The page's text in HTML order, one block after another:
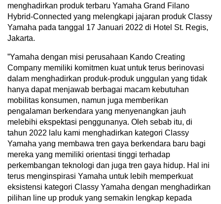
menghadirkan produk terbaru Yamaha Grand Filano
Hybrid-Connected yang melengkapi jajaran produk Classy
Yamaha pada tanggal 17 Januari 2022 di Hotel St. Regis,
Jakarta.
”Yamaha dengan misi perusahaan Kando Creating
Company memiliki komitmen kuat untuk terus berinovasi
dalam menghadirkan produk-produk unggulan yang tidak
hanya dapat menjawab berbagai macam kebutuhan
mobilitas konsumen, namun juga memberikan
pengalaman berkendara yang menyenangkan jauh
melebihi ekspektasi penggunanya. Oleh sebab itu, di
tahun 2022 lalu kami menghadirkan kategori Classy
Yamaha yang membawa tren gaya berkendara baru bagi
mereka yang memiliki orientasi tinggi terhadap
perkembangan teknologi dan juga tren gaya hidup. Hal ini
terus menginspirasi Yamaha untuk lebih memperkuat
eksistensi kategori Classy Yamaha dengan menghadirkan
pilihan line up produk yang semakin lengkap kepada